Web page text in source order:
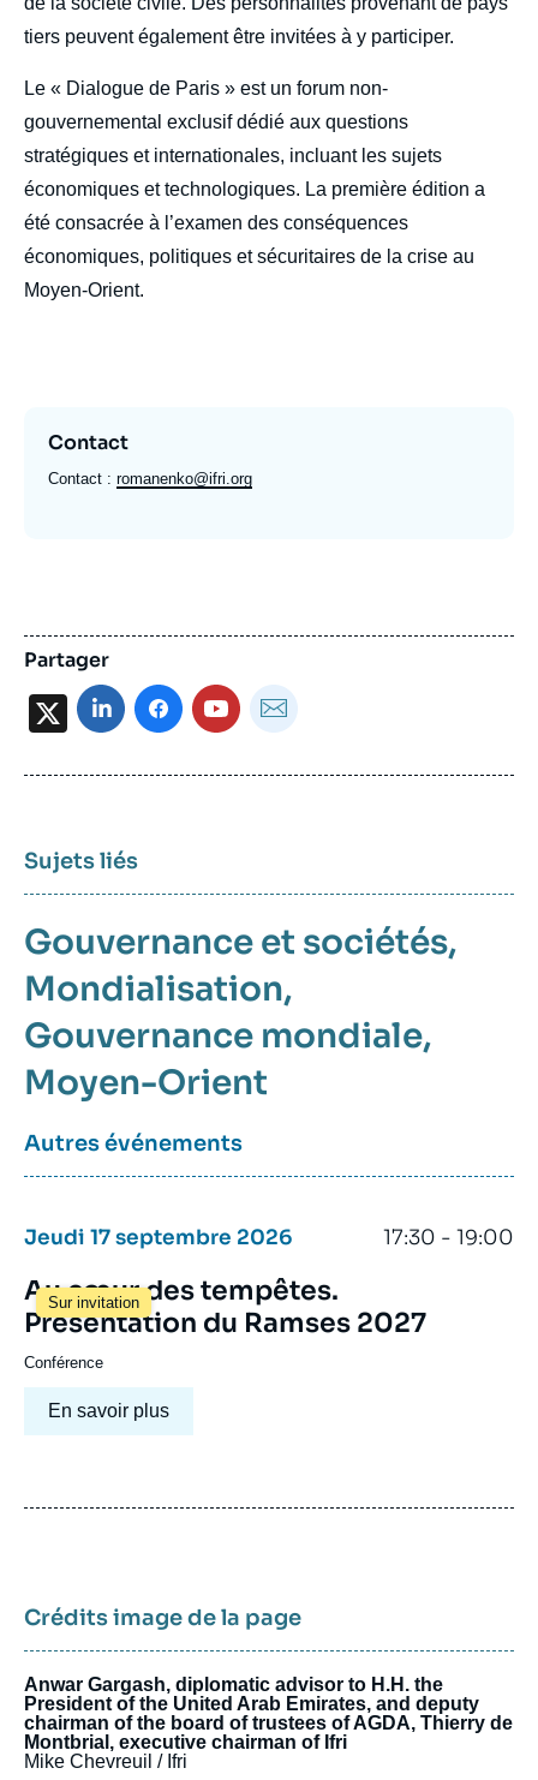
tiers peuvent également être invitées à y participer.
Le « Dialogue de Paris » est un forum non-
gouvernemental exclusif dédié aux questions
stratégiques et internationales, incluant les sujets
économiques et technologiques. La première édition a
été consacrée à l’examen des conséquences
économiques, politiques et sécuritaires de la crise au
Moyen-Orient.
Contact
Contact : romanenko@ifri.org
Partager
X
Sujets liés
Gouvernance et sociétés
Mondialisation
Gouvernance mondiale
Moyen-Orient
Autres événements
Jeudi 17 septembre 2026 17:30 - 19:00
Sur invitation
Au cœur des tempêtes.
Présentation du Ramses 2027
Conférence
En savoir plus
Crédits image de la page
Anwar Gargash, diplomatic advisor to H.H. the
President of the United Arab Emirates, and deputy
chairman of the board of trustees of AGDA, Thierry de
Montbrial, executive chairman of Ifri
Mike Chevreuil / Ifri